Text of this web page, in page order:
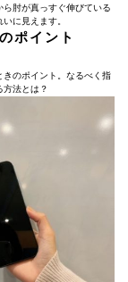
肘が真っすぐ伸びている
に見えます。
ポイント
のポイント。なるべく指
法とは？